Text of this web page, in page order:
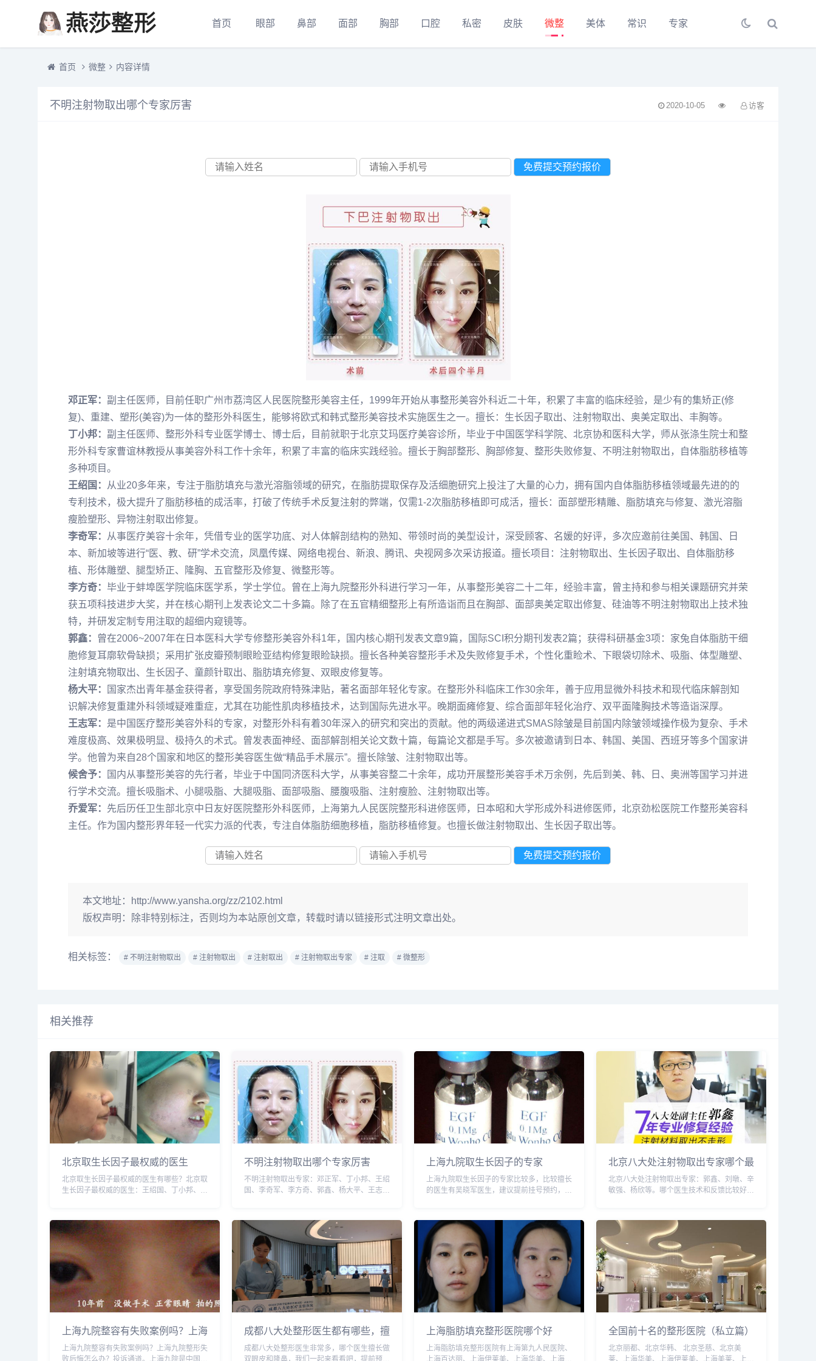
首页 眼部 鼻部 面部 胸部 口腔 私密 皮肤 微整 美体 常识 专家
首页 微整 内容详情
不明注射物取出哪个专家厉害 2020-10-05 访客
邓正军： 副主任医师，目前任职广州市荔湾区人民医院整形美容主任，1999年开始从事整形美容外科近二十年，积累了丰富的临床经验，是少有的集矫正(修
复)、重建、塑形(美容)为一体的整形外科医生，能够将欧式和韩式整形美容技术实施医生之一。擅长：生长因子取出、注射物取出、奥美定取出、丰胸等。
丁小邦： 副主任医师、整形外科专业医学博士、博士后，目前就职于北京艾玛医疗美容诊所，毕业于中国医学科学院、北京协和医科大学，师从张涤生院士和整
形外科专家曹谊林教授从事美容外科工作十余年，积累了丰富的临床实践经验。擅长于胸部整形、胸部修复、整形失败修复、不明注射物取出，自体脂肪移植等
多种项目。
王绍国：
从业20多年来，专注于脂肪填充与激光溶脂领域的研究，在脂肪提取保存及活细胞研究上投注了大量的心力，拥有国内自体脂肪移植领域最先进的的
专利技术，极大提升了脂肪移植的成活率，打破了传统手术反复注射的弊端，仅需1-2次脂肪移植即可成活，擅长：面部塑形精雕、脂肪填充与修复、激光溶脂
瘦脸塑形、异物注射取出修复。
李奇军：
从事医疗美容十余年，凭借专业的医学功底、对人体解剖结构的熟知、带领时尚的美型设计，深受顾客、名媛的好评，多次应邀前往美国、韩国、日
本、新加坡等进行“医、教、研”学术交流，凤凰传媒、网络电视台、新浪、腾讯、央视网多次采访报道。擅长项目：注射物取出、生长因子取出、自体脂肪移
植、形体雕塑、腿型矫正、隆胸、五官整形及修复、微整形等。
李方奇： 毕业于蚌埠医学院临床医学系，学士学位。曾在上海九院整形外科进行学习一年，从事整形美容二十二年，经验丰富，曾主持和参与相关课题研究并荣
获五项科技进步大奖，并在核心期刊上发表论文二十多篇。除了在五官精细整形上有所造诣而且在胸部、面部奥美定取出修复、硅油等不明注射物取出上技术独
特，并研发定制专用注取的超细内窥镜等。
郭鑫：
曾在2006~2007年在日本医科大学专修整形美容外科1年，国内核心期刊发表文章9篇，国际SCI积分期刊发表2篇；获得科研基金3项：家兔自体脂肪干细
胞修复耳廓软骨缺损；采用扩张皮瓣预制眼睑亚结构修复眼睑缺损。擅长各种美容整形手术及失败修复手术，个性化重睑术、下眼袋切除术、吸脂、体型雕塑、
注射填充物取出、生长因子、童颜针取出、脂肪填充修复、双眼皮修复等。
杨大平：
国家杰出青年基金获得者，享受国务院政府特殊津贴，著名面部年轻化专家。在整形外科临床工作30余年，善于应用显微外科技术和现代临床解剖知
识解决修复重建外科领域疑难重症，尤其在功能性肌肉移植技术，达到国际先进水平。晚期面瘫修复、综合面部年轻化治疗、双平面隆胸技术等造诣深厚。
王志军： 是中国医疗整形美容外科的专家，对整形外科有着30年深入的研究和突出的贡献。他的两级递进式SMAS除皱是目前国内除皱领域操作极为复杂、手术
难度极高、效果极明显、极持久的术式。曾发表面神经、面部解剖相关论文数十篇，每篇论文都是手写。多次被邀请到日本、韩国、美国、西班牙等多个国家讲
学。他曾为来自28个国家和地区的整形美容医生做“精品手术展示”。擅长除皱、注射物取出等。
候舍予：
国内从事整形美容的先行者，毕业于中国同济医科大学，从事美容整二十余年，成功开展整形美容手术万余例，先后到美、韩、日、奥洲等国学习并进
行学术交流。擅长吸脂术、小腿吸脂、大腿吸脂、面部吸脂、腰腹吸脂、注射瘦脸、注射物取出等。
乔爱军： 先后历任卫生部北京中日友好医院整形外科医师，上海第九人民医院整形科进修医师，日本昭和大学形成外科进修医师，北京劲松医院工作整形美容科
主任。作为国内整形界年轻一代实力派的代表，专注自体脂肪细胞移植，脂肪移植修复。也擅长做注射物取出、生长因子取出等。
本文地址：
http://www.yansha.org/zz/2102.html
版权声明：
除非特别标注，否则均为本站原创文章，转载时请以链接形式注明文章出处。
相关标签： # 不明注射物取出 # 注射物取出 # 注射取出 # 注射物取出专家 # 注取 # 微整形
相关推荐
北京取生长因子最权威的医生
北京取生长因子最权威的医生有哪些？北京取
生长因子最权威的医生：王绍国、丁小邦、李
直接拨打400-616-676...
不明注射物取出哪个专家厉害
不明注射物取出专家：邓正军、丁小邦、王绍
国、李奇军、李方奇、郭鑫、杨大平、王志
直接拨打400-616-6769...
上海九院取生长因子的专家
上海九院取生长因子的专家比较多，比较擅长
的医生有吴晓军医生，建议提前挂号预约，添
北京八大处注射物取出专家哪个最
好
北京八大处注射物取出专家：郭鑫、刘暾、辛
敏强、杨欣等。哪个医生技术和反馈比较好
例。...
上海九院整容有失败案例吗？上海
九院整形失败后悔怎么办？投诉通
道
上海九院整容有失败案例吗？上海九院整形失
败后悔怎么办？投诉通道。上海九院是中国南
成都八大处整形医生都有哪些，擅
长做什么项目？
成都八大处整形医生非常多，哪个医生擅长做
双眼皮和隆鼻，我们一起来看看吧，提前预约
上海脂肪填充整形医院哪个好
上海脂肪填充整形医院有上海第九人民医院、
上海百达丽、上海伊莱美、上海华美、上海艺
全国前十名的整形医院（私立篇）
北京丽都、北京华韩、 北京圣慈、北京美
莱、上海华美、上海伊莱美、上海美莱、上海